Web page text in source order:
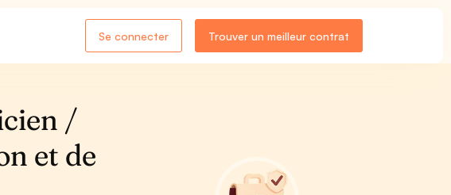
Se connecter Trouver un meilleur contrat
/
et de